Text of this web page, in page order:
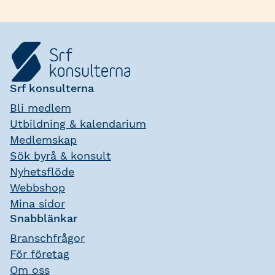
Srf konsulterna
Bli medlem
Utbildning & kalendarium
Medlemskap
Sök byrå & konsult
Nyhetsflöde
Webbshop
Mina sidor
Snabblänkar
Branschfrågor
För företag
Om oss